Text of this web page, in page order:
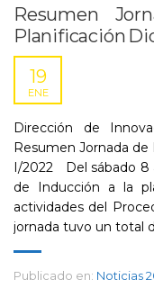
Resumen
Planificación
19
ENE
Dirección de
Resumen Jornada de
I/2022 Del sábado 8
de Inducción a la
actividades del
jornada tuvo un total
Publicado en: Noticias